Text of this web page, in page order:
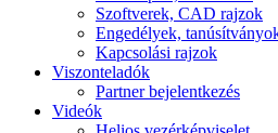
Szoftverek, CAD rajzok
Engedélyek,
Kapcsolási rajzok
Viszonteladók
Partner bejelentkezés
Videók